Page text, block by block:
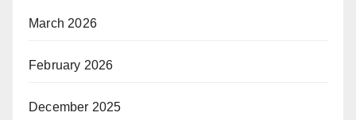
March 2026
February 2026
December 2025